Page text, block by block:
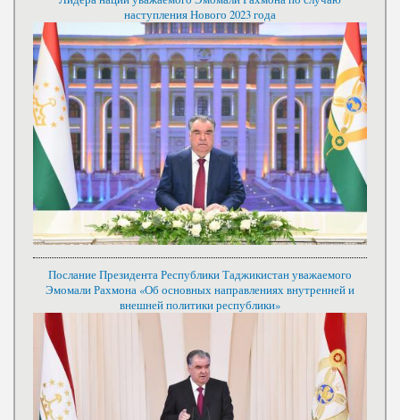
наступления Нового 2023 года
Послание Президента Республики Таджикистан уважаемого
Эмомали Рахмона «Об основных направлениях внутренней и
внешней политики республики»